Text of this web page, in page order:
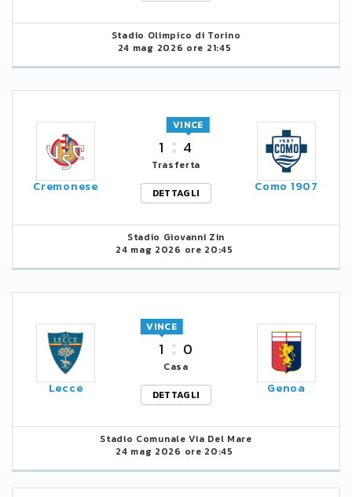
Stadio Olimpico di Torino
24 mag 2026 ore 21:45
Cremonese
1 4
VINCE
Trasferta
DETTAGLI
Como 1907
Stadio Giovanni Zin
24 mag 2026 ore 20:45
Lecce
1
VINCE
0
Casa
DETTAGLI
Genoa
Stadio Comunale Via Del Mare
24 mag 2026 ore 20:45